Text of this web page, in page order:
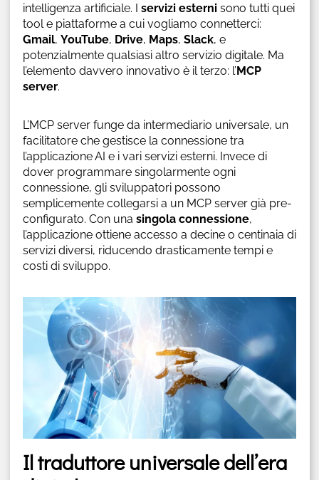
intelligenza artificiale. I servizi esternisono tutti quei
tool e piattaforme a cui vogliamo connetterci:
Gmail, YouTube, Drive, Maps, Slack, e
potenzialmente qualsiasi altro servizio digitale. Ma
l’elemento davvero innovativo è il terzo: l’MCP
server.
L’MCP server funge da intermediario universale, un
facilitatore che gestisce la connessione tra
l’applicazione AI e i vari servizi esterni. Invece di
dover programmare singolarmente ogni
connessione, gli sviluppatori possono
semplicemente collegarsi a un MCP server già pre-
configurato. Con una singola connessione,
l’applicazione ottiene accesso a decine o centinaia di
servizi diversi, riducendo drasticamente tempi e
costi di sviluppo.
Il traduttore universale dell’era